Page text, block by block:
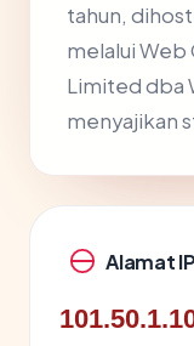
tahun,
melalui
Limited dba
menyajikan
Alamat